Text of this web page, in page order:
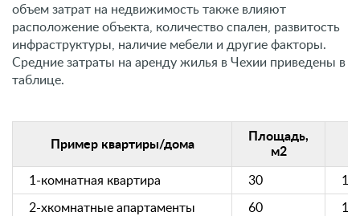
объем затрат на недвижимость также влияют
расположение объекта, количество спален, развитость
инфраструктуры, наличие мебели и другие факторы.
Средние затраты на аренду жилья в Чехии приведены в
таблице.
Пример квартиры/дома
Площадь,
м2
1-комнатная квартира
30
14
2-хкомнатные апартаменты
60
16